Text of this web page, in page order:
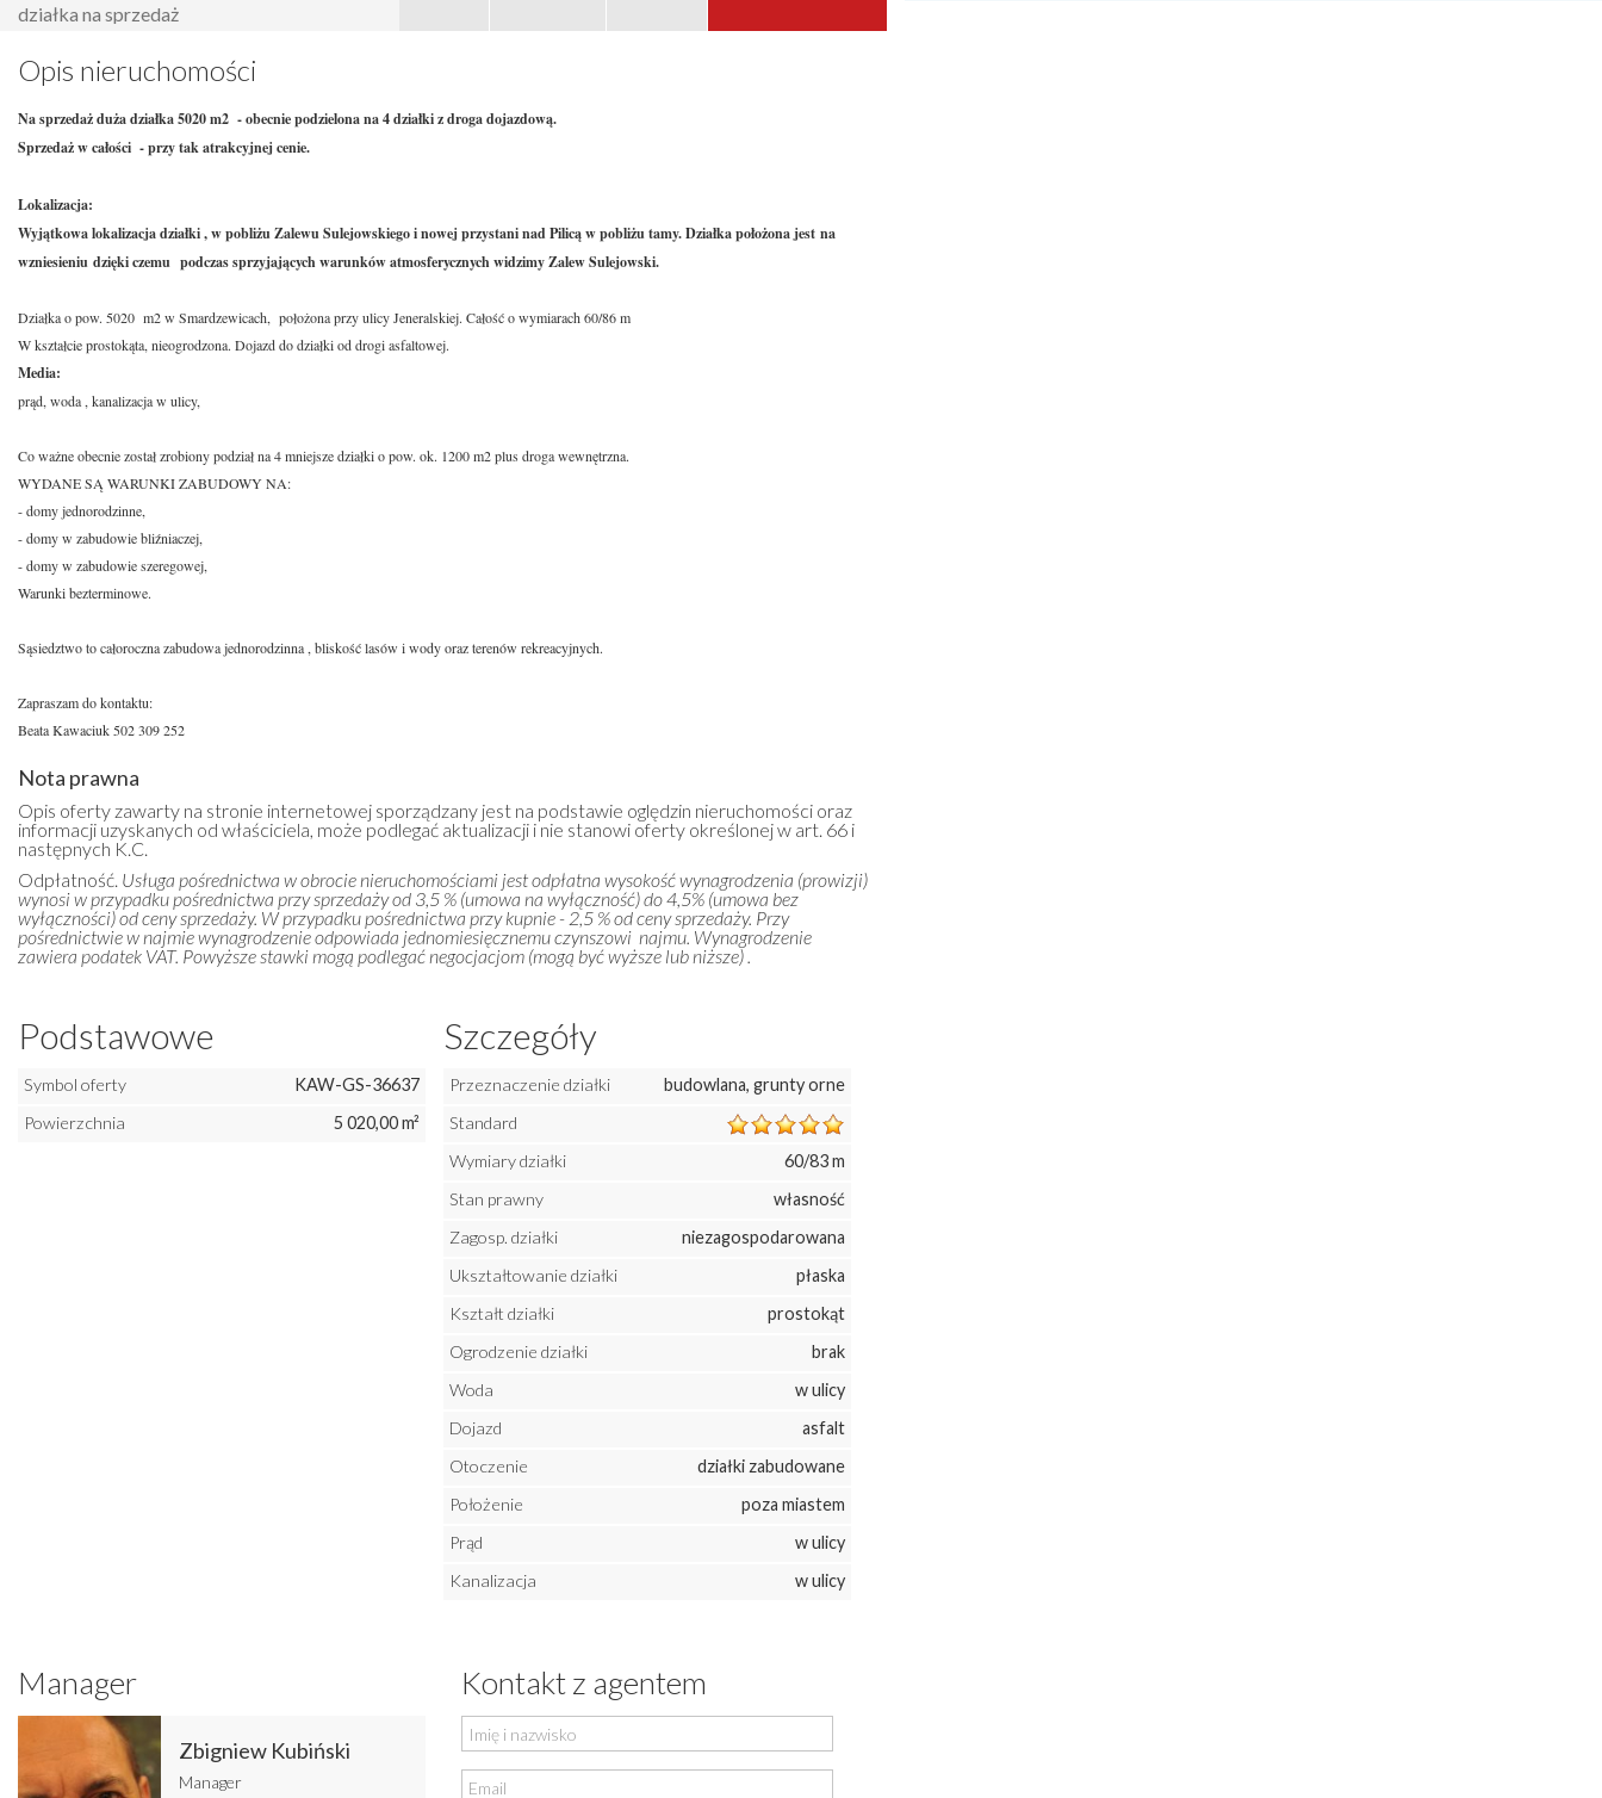
działka na sprzedaż
Opis nieruchomości
Na sprzedaż duża działka 5020 m2 - obecnie podzielona na 4 działki z droga dojazdową.
Sprzedaż w całości - przy tak atrakcyjnej cenie.
Lokalizacja:
Wyjątkowa lokalizacja działki , w pobliżu Zalewu Sulejowskiego i nowej przystani nad Pilicą w pobliżu tamy. Działka położona jest na
wzniesieniu dzięki czemu podczas sprzyjających warunków atmosferycznych widzimy Zalew Sulejowski.
Działka o pow. 5020 m2 w Smardzewicach, położona przy ulicy Jeneralskiej. Całość o wymiarach 60/86 m
W kształcie prostokąta, nieogrodzona. Dojazd do działki od drogi asfaltowej.
Media:
prąd, woda , kanalizacja w ulicy,
Co ważne obecnie został zrobiony podział na 4 mniejsze działki o pow. ok. 1200 m2 plus droga wewnętrzna.
WYDANE SĄ WARUNKI ZABUDOWY NA:
- domy jednorodzinne,
- domy w zabudowie bliźniaczej,
- domy w zabudowie szeregowej,
Warunki bezterminowe.
Sąsiedztwo to całoroczna zabudowa jednorodzinna , bliskość lasów i wody oraz terenów rekreacyjnych.
Zapraszam do kontaktu:
Beata Kawaciuk 502 309 252
Nota prawna
Opis oferty zawarty na stronie internetowej sporządzany jest na podstawie oględzin nieruchomości oraz
informacji uzyskanych od właściciela, może podlegać aktualizacji i nie stanowi oferty określonej w art. 66 i
następnych K.C.
Odpłatność. Usługa pośrednictwa w obrocie nieruchomościami jest odpłatna wysokość wynagrodzenia (prowizji)
wynosi w przypadku pośrednictwa przy sprzedaży od 3,5 % (umowa na wyłączność) do 4,5% (umowa bez
wyłączności) od ceny sprzedaży. W przypadku pośrednictwa przy kupnie - 2,5 % od ceny sprzedaży. Przy
pośrednictwie w najmie wynagrodzenie odpowiada jednomiesięcznemu czynszowi najmu. Wynagrodzenie
zawiera podatek VAT. Powyższe stawki mogą podlegać negocjacjom (mogą być wyższe lub niższe) .
Podstawowe
Symbol oferty
KAW-GS-36637
Powierzchnia
5 020,00 m²
Szczegóły
Przeznaczenie działki
budowlana, grunty orne
Standard
Wymiary działki
60/83 m
Stan prawny
własność
Zagosp. działki
niezagospodarowana
Ukształtowanie działki
płaska
Kształt działki
prostokąt
Ogrodzenie działki
brak
Woda
w ulicy
Dojazd
asfalt
Otoczenie
działki zabudowane
Położenie
poza miastem
Prąd
w ulicy
Kanalizacja
w ulicy
Manager
Zbigniew Kubiński
Manager
Kontakt z agentem